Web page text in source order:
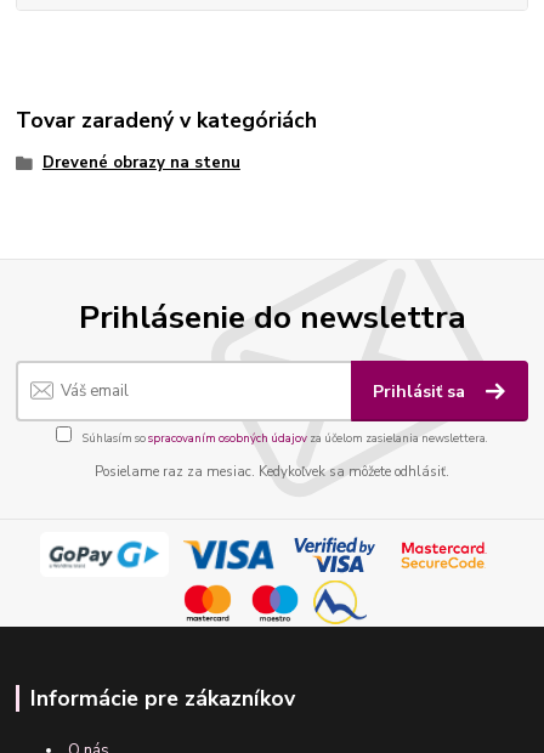
Tovar zaradený v kategóriách
Drevené obrazy na stenu
Prihlásenie do newslettra
Prihlásiť sa
Súhlasím sospracovaním osobných údajov za účelom zasielania newslettera.
Posielame raz za mesiac. Kedykoľvek sa môžete odhlásiť.
Informácie pre zákazníkov